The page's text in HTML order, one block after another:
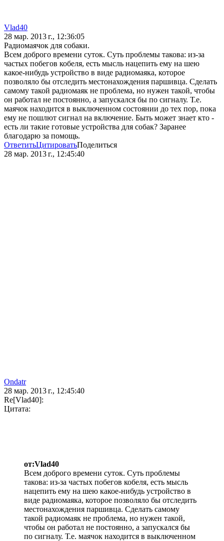
Vlad40
28 мар. 2013 г., 12:36:05
Радиомаячок для собаки.
Всем доброго времени суток. Суть проблемы такова: из-за
частых побегов кобеля, есть мысль нацепить ему на шею
какое-нибудь устройство в виде радиомаяка, которое
позволяло бы отследить местонахождения паршивца. Сделать
самому такой радиомаяк не проблема, но нужен такой, чтобы
он работал не постоянно, а запускался бы по сигналу. Т.е.
маячок находится в выключенном состоянии до тех пор, пока
ему не пошлют сигнал на включение. Быть может знает кто -
есть ли такие готовые устройства для собак? Заранее
благодарю за помощь.
ОтветитьЦитироватьПоделиться
28 мар. 2013 г., 12:45:40
Ondatr
28 мар. 2013 г., 12:45:40
Re[Vlad40]:
Цитата:
от:Vlad40
Всем доброго времени суток. Суть проблемы
такова: из-за частых побегов кобеля, есть мысль
нацепить ему на шею какое-нибудь устройство в
виде радиомаяка, которое позволяло бы отследить
местонахождения паршивца. Сделать самому
такой радиомаяк не проблема, но нужен такой,
чтобы он работал не постоянно, а запускался бы
по сигналу. Т.е. маячок находится в выключенном